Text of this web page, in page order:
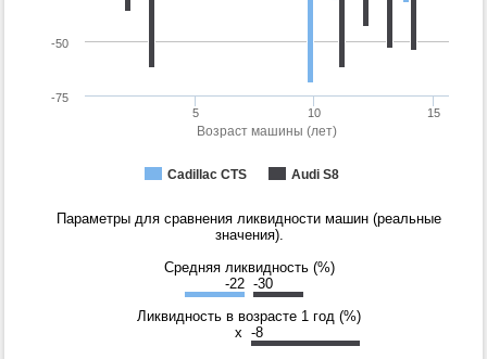
Возраст машины (лет)
Cadillac CTS Audi S8
5 10 15
-75
-50
Параметры для сравнения ликвидности машин (реальные
значения).
Средняя ликвидность (%)
-22 -30
Ликвидность в возрасте 1 год (%)
x -8